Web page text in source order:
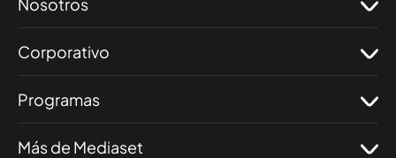
Corporativo
Programas
Más de Mediaset